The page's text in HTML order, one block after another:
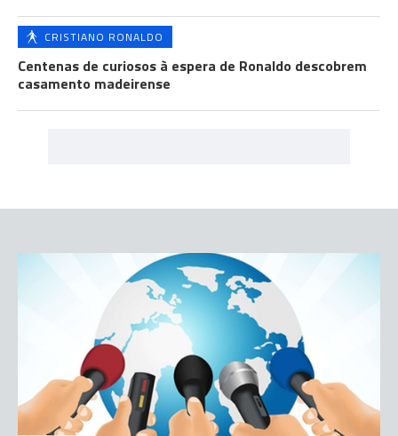
CRISTIANO RONALDO
Centenas de curiosos à espera de Ronaldo descobrem
casamento madeirense